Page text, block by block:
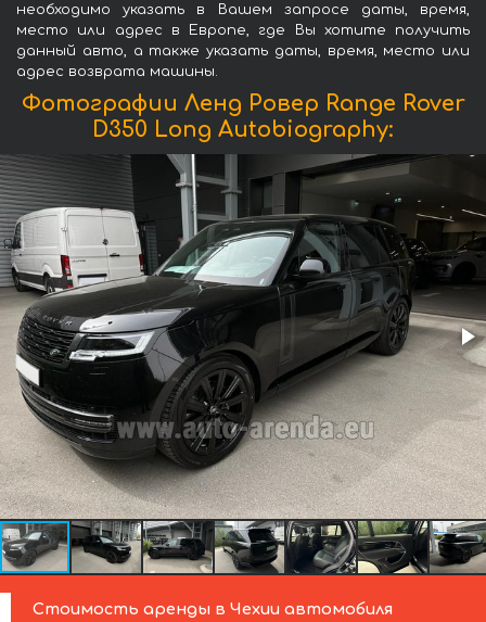
необходимо указать в Вашем запросе даты, время,
место или адрес в Европе, где Вы хотите получить
данный авто, а также указать даты, время, место или
адрес возврата машины.
Фотографии Ленд Ровер Range Rover
D350 Long Autobiography:
Стоимость аренды в Чехии автомобиля